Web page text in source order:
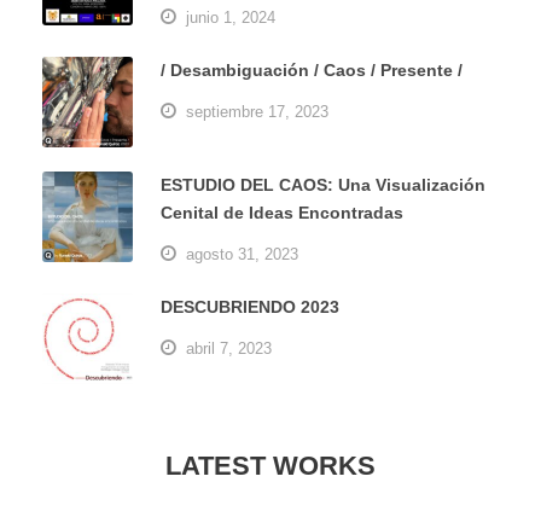
junio 1, 2024
/ Desambiguación / Caos / Presente /
septiembre 17, 2023
ESTUDIO DEL CAOS: Una Visualización
Cenital de Ideas Encontradas
agosto 31, 2023
DESCUBRIENDO 2023
abril 7, 2023
LATEST WORKS